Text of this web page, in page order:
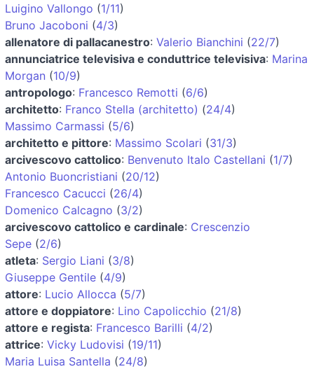
Luigino Vallongo (1/11)
Bruno Jacoboni (4/3)
allenatore di pallacanestro: Valerio Bianchini (22/7)
annunciatrice televisiva e conduttrice televisiva: Marina
Morgan (10/9)
antropologo: Francesco Remotti (6/6)
architetto: Franco Stella (architetto) (24/4)
Massimo Carmassi (5/6)
architetto e pittore: Massimo Scolari (31/3)
arcivescovo cattolico: Benvenuto Italo Castellani (1/7)
Antonio Buoncristiani (20/12)
Francesco Cacucci (26/4)
Domenico Calcagno (3/2)
arcivescovo cattolico e cardinale: Crescenzio
Sepe (2/6)
atleta: Sergio Liani (3/8)
Giuseppe Gentile (4/9)
attore: Lucio Allocca (5/7)
attore e doppiatore: Lino Capolicchio (21/8)
attore e regista: Francesco Barilli (4/2)
attrice: Vicky Ludovisi (19/11)
Maria Luisa Santella (24/8)